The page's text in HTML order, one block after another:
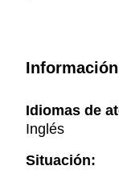
Idiomas de
Inglés
Situación: